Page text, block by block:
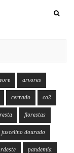
arvores
cerrado co2
florestas
juscelino dourado
pandemia